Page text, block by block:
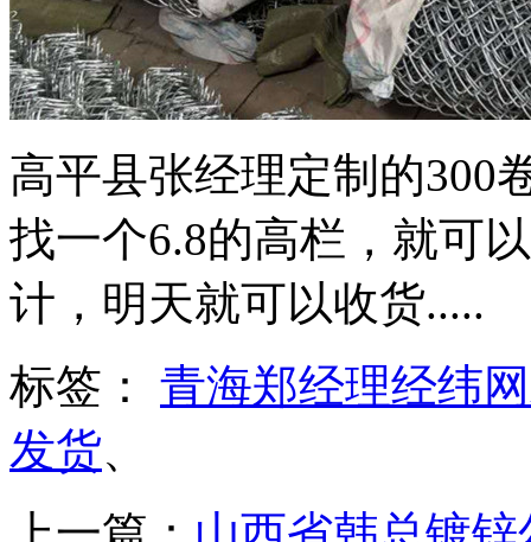
高平县张经理定制的300
找一个6.8的高栏，就可
计，明天就可以收货.....
标签： 青海郑经理经纬
发货、